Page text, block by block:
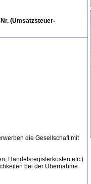
(Umsatzsteuer-
die Gesellschaft mit
Handelsregisterkosten etc.)
bei der Übernahme